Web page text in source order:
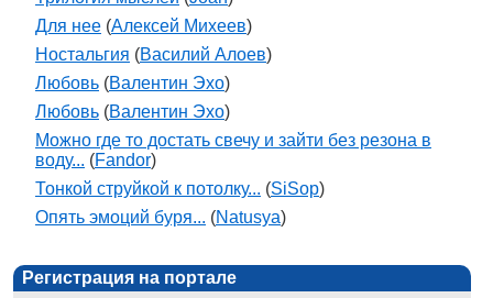
Для нее (Алексей Михеев)
Ностальгия (Василий Алоев)
Любовь (Валентин Эхо)
Любовь (Валентин Эхо)
Можно где то достать свечу и зайти без резона в
воду... (Fandor)
Тонкой струйкой к потолку... (SiSop)
Опять эмоций буря... (Natusya)
Регистрация на портале